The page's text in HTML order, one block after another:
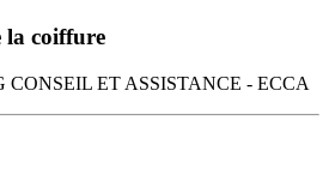
la coiffure
CONSEIL ET ASSISTANCE - ECCA